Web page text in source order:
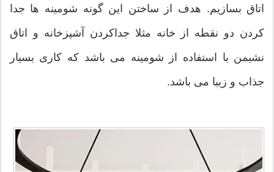
اتاق بسازیم. هدف از ساختن این گونه شومینه ها جدا
کردن دو نقطه از خانه مثلا جداکردن آشپزخانه و اتاق
نشیمن با استفاده از شومینه می باشد که کاری بسیار
جذاب و زیبا می باشد.